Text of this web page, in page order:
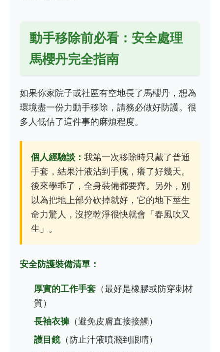
動手移除前必看：安全處理
馬櫻丹完全指南
如果你家院子或社區有空地長了馬櫻丹，想為
環境盡一份力動手移除，請務必做好防護。很
多人低估了這件事的麻煩程度。
個人經驗談： 我第一次移除時只戴了普通
手套，結果汁液沾到手腕，癢了好幾天。
後來學乖了，全身裝備都要齊。另外，別
以為把地上部分砍掉就好，它的地下莖生
命力驚人，沒挖乾淨很快就會「春風吹又
生」。
安全防護裝備清單：
厚實的工作手套（最好是橡膠或防穿刺材
質）
長袖衣褲（避免皮膚直接接觸）
護目鏡（防止汁液噴濺到眼睛）